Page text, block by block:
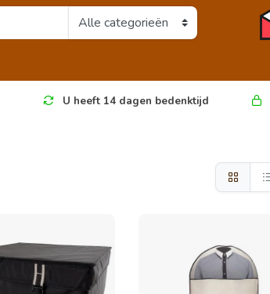
U heeft 14 dagen bedenktijd